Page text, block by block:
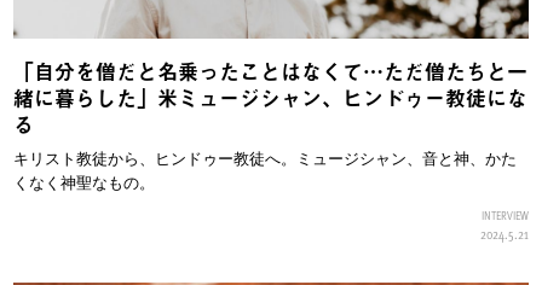
「自分を僧だと名乗ったことはなくて…ただ僧たちと一
緒に暮らした」米ミュージシャン、ヒンドゥー教徒にな
る
キリスト教徒から、ヒンドゥー教徒へ。ミュージシャン、音と神、かた
くなく神聖なもの。
INTERVIEW
2024.5.21